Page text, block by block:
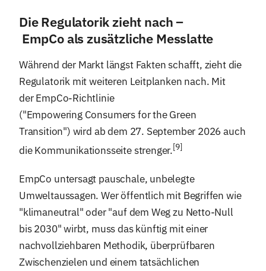
Die Regulatorik zieht nach –
EmpCo als zusätzliche Messlatte
Während der Markt längst Fakten schafft, zieht die
Regulatorik mit weiteren Leitplanken nach. Mit
der EmpCo-Richtlinie
("Empowering Consumers for the Green
Transition") wird ab dem 27. September 2026 auch
die Kommunikationsseite strenger.[9]
EmpCo untersagt pauschale, unbelegte
Umweltaussagen. Wer öffentlich mit Begriffen wie
"klimaneutral" oder "auf dem Weg zu Netto-Null
bis 2030" wirbt, muss das künftig mit einer
nachvollziehbaren Methodik, überprüfbaren
Zwischenzielen und einem tatsächlichen